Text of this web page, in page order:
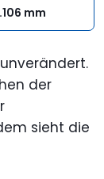
mm
der
sieht die